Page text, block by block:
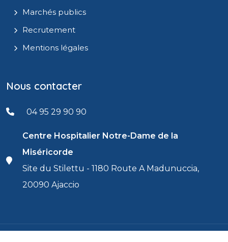
Marchés publics
Recrutement
Mentions légales
Nous contacter
04 95 29 90 90
Centre Hospitalier Notre-Dame de la
Miséricorde
Site du Stilettu - 1180 Route A Madunuccia,
20090 Ajaccio